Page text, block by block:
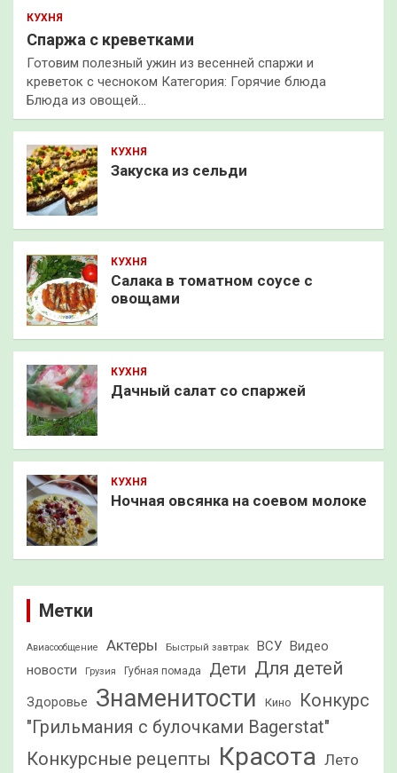
КУХНЯ
Спаржа с креветками
Готовим полезный ужин из весенней спаржи и
креветок с чесноком Категория: Горячие блюда
Блюда из овощей…
КУХНЯ
Закуска из сельди
КУХНЯ
Салака в томатном соусе с
овощами
КУХНЯ
Дачный салат со спаржей
КУХНЯ
Ночная овсянка на соевом молоке
Метки
Авиасообщение Актеры Быстрый завтрак ВСУ
Видео
новости
Грузия Губная помада Дети Для детей
Здоровье Знаменитости Кино
Конкурс
"Грильмания с булочками Bagerstat"
Конкурсные рецепты Красота Лето